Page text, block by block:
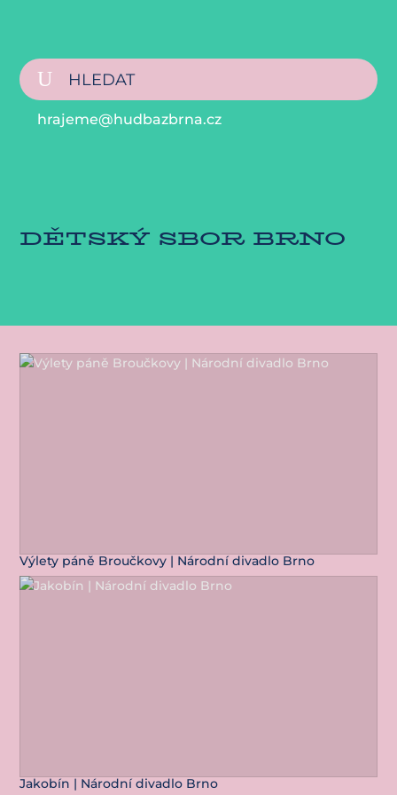
hrajeme@hudbazbrna.cz
DĚTSKÝ SBOR BRNO
Výlety páně Broučkovy | Národní divadlo Brno
Jakobín | Národní divadlo Brno